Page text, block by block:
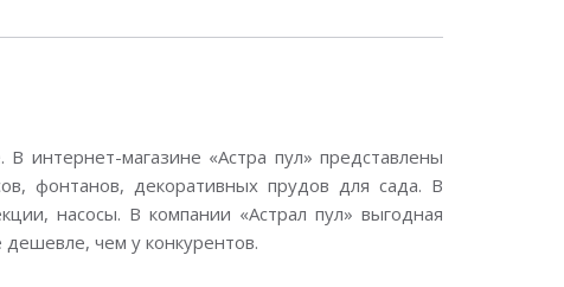
интернет-магазине «Астра пул» представлены
фонтанов, декоративных прудов для сада. В
насосы. В компании «Астрал пул» выгодная
чем у конкурентов.